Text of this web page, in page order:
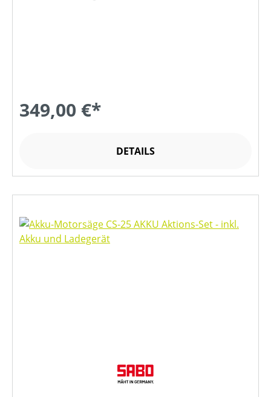
349,00 €*
DETAILS